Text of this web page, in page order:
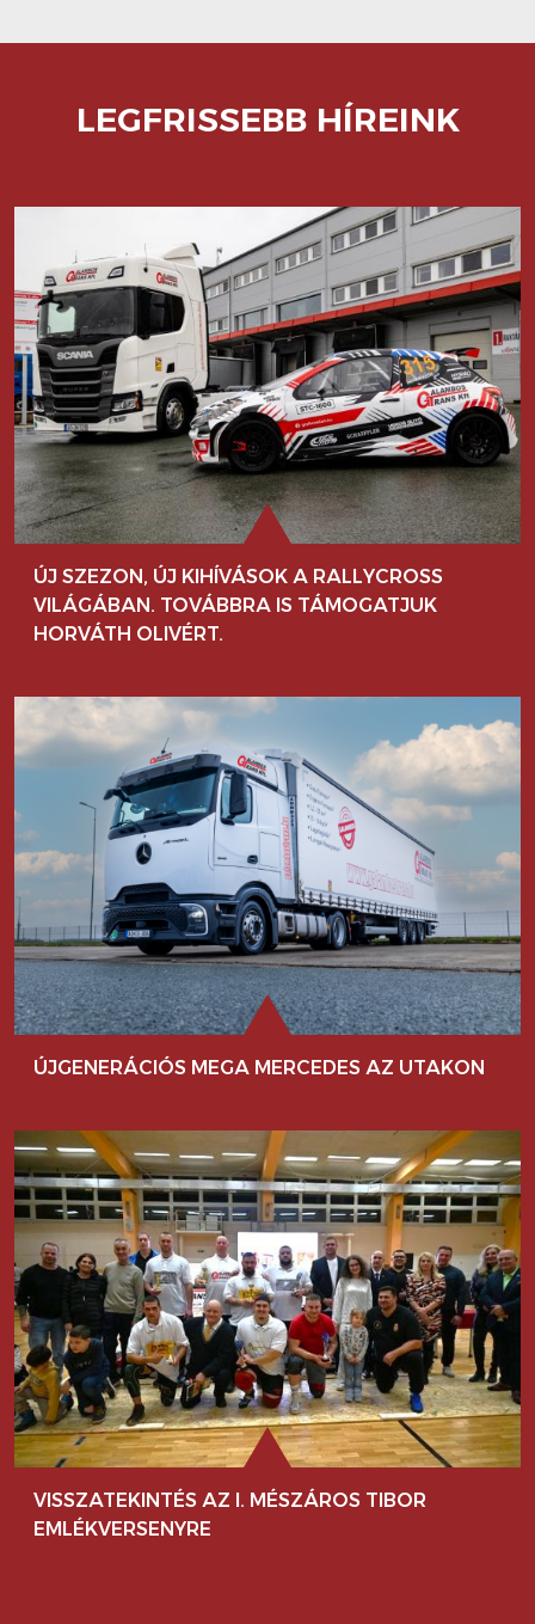
LEGFRISSEBB HÍREINK
ÚJ SZEZON, ÚJ KIHÍVÁSOK A RALLYCROSS
VILÁGÁBAN. TOVÁBBRA IS TÁMOGATJUK
HORVÁTH OLIVÉRT.
ÚJGENERÁCIÓS MEGA MERCEDES AZ UTAKON
VISSZATEKINTÉS AZ I. MÉSZÁROS TIBOR
EMLÉKVERSENYRE